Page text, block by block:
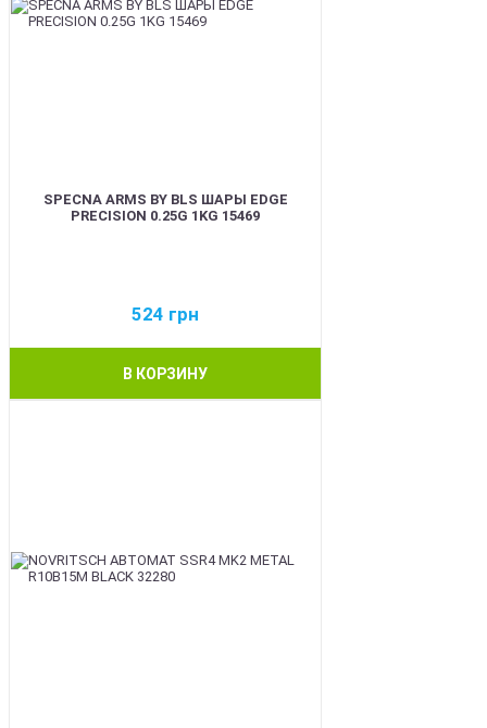
SPECNA ARMS BY BLS ШАРЫ EDGE
PRECISION 0.25G 1KG 15469
524 грн
В КОРЗИНУ